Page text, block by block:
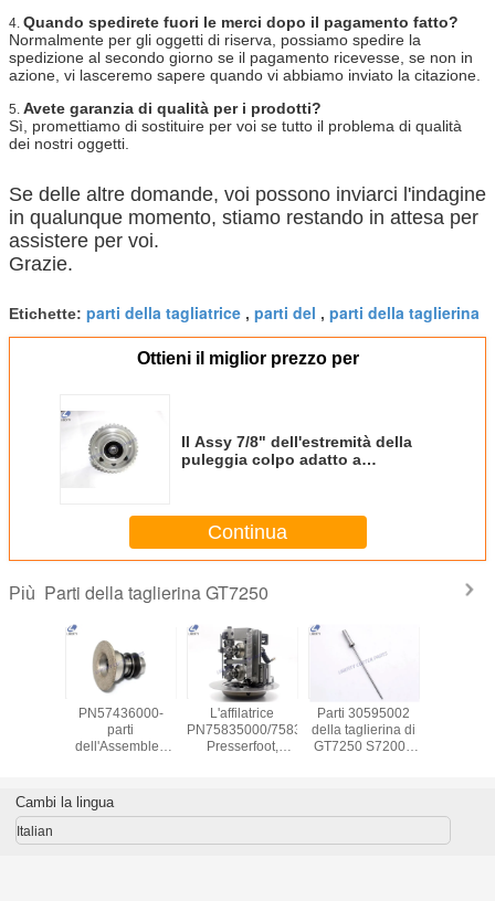
4. Quando spedirete fuori le merci dopo il pagamento fatto?
Normalmente per gli oggetti di riserva, possiamo spedire la
spedizione al secondo giorno se il pagamento ricevesse, se non in
azione, vi lasceremo sapere quando vi abbiamo inviato la citazione.
5. Avete garanzia di qualità per i prodotti?
Sì, promettiamo di sostituire per voi se tutto il problema di qualità
dei nostri oggetti.
Se delle altre domande, voi possono inviarci l'indagine
in qualunque momento, stiamo restando in attesa per
assistere per voi.
Grazie.
Etichette: parti della tagliatrice , parti del , parti della taglierina
Ottieni il miglior prezzo per
Il Assy 7/8" dell'estremità della
puleggia colpo adatto a
Continua
Più Parti della taglierina GT7250
PN57436000-
parti
dell'Assemblea
GT7250 S7200
L'affilatrice
PN75835000/75832000
Presserfoot,
Parti 30595002
della taglierina di
GT7250 S7200 -
91/S-93-7
Cambi la lingua
Italian